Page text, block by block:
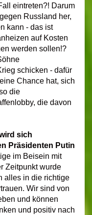
eintreten?! Darum
Russland her,
kann - das ist
auf Kosten
werden sollen!?
schicken - dafür
Chance hat, sich
die
die davon
sich
Präsidenten Putin
im Beisein mit
Zeitpunkt wurde
alles in die richtige
Wir sind von
und können
und positiv nach